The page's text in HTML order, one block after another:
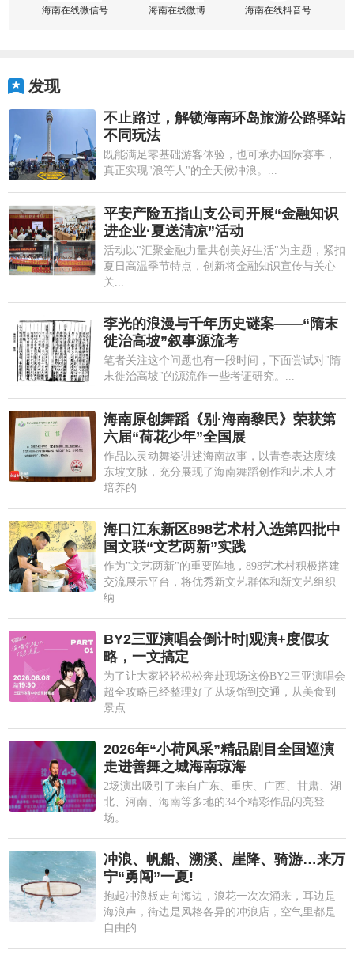
海南在线微信号 海南在线微博 海南在线抖音号
发现
不止路过，解锁海南环岛旅游公路驿站
不同玩法
既能满足零基础游客体验，也可承办国际赛事，
真正实现"浪等人"的全天候冲浪。...
平安产险五指山支公司开展“金融知识
进企业·夏送清凉”活动
活动以"汇聚金融力量共创美好生活"为主题，紧扣
夏日高温季节特点，创新将金融知识宣传与关心
关...
李光的浪漫与千年历史谜案——“隋末
徙治高坡”叙事源流考
笔者关注这个问题也有一段时间，下面尝试对"隋
末徙治高坡"的源流作一些考证研究。...
海南原创舞蹈《别·海南黎民》荣获第
六届“荷花少年”全国展
作品以灵动舞姿讲述海南故事，以青春表达赓续
东坡文脉，充分展现了海南舞蹈创作和艺术人才
培养的...
海口江东新区898艺术村入选第四批中
国文联“文艺两新”实践
作为"文艺两新"的重要阵地，898艺术村积极搭建
交流展示平台，将优秀新文艺群体和新文艺组织
纳...
BY2三亚演唱会倒计时|观演+度假攻
略，一文搞定
为了让大家轻轻松松奔赴现场这份BY2三亚演唱会
超全攻略已经整理好了从场馆到交通，从美食到
景点...
2026年“小荷风采”精品剧目全国巡演
走进善舞之城海南琼海
2场演出吸引了来自广东、重庆、广西、甘肃、湖
北、河南、海南等多地的34个精彩作品闪亮登
场。...
冲浪、帆船、溯溪、崖降、骑游…来万
宁“勇闯”一夏!
抱起冲浪板走向海边，浪花一次次涌来，耳边是
海浪声，街边是风格各异的冲浪店，空气里都是
自由的...